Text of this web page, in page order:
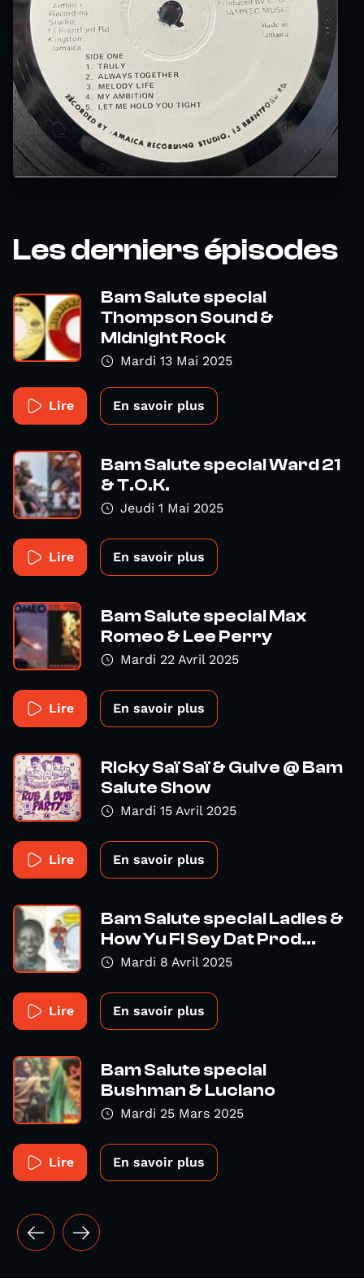
Les derniers épisodes
Bam Salute special
Thompson Sound &
Midnight Rock
Mardi 13 Mai 2025
Lire En savoir plus
Bam Salute special Ward 21
& T.O.K.
Jeudi 1 Mai 2025
Lire En savoir plus
Bam Salute special Max
Romeo & Lee Perry
Mardi 22 Avril 2025
Lire En savoir plus
Ricky Saï Saï & Guive @ Bam
Salute Show
Mardi 15 Avril 2025
Lire En savoir plus
Bam Salute special Ladies &
How Yu Fi Sey Dat Prod...
Mardi 8 Avril 2025
Lire En savoir plus
Bam Salute special
Bushman & Luciano
Mardi 25 Mars 2025
Lire En savoir plus